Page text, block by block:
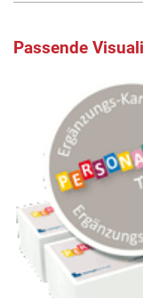
Passende